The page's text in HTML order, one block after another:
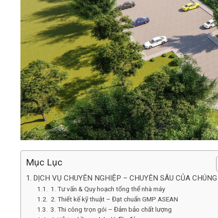
Mục Lục
DỊCH VỤ CHUYÊN NGHIỆP – CHUYÊN SÂU CỦA
1. Tư vấn & Quy hoạch tổng thể nhà máy
2. Thiết kế kỹ thuật – Đạt chuẩn GMP ASEAN
3. Thi công trọn gói – Đảm bảo chất lượng